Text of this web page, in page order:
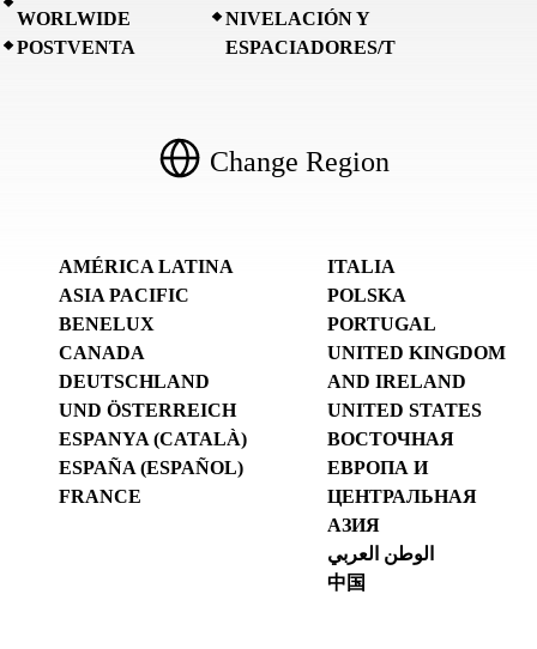
WORLWIDE
POSTVENTA
NIVELACIÓN Y
ESPACIADORES/T
Change Region
AMÉRICA LATINA
ASIA PACIFIC
BENELUX
CANADA
DEUTSCHLAND
UND ÖSTERREICH
ESPANYA (CATALÀ)
ESPAÑA (ESPAÑOL)
FRANCE
ITALIA
POLSKA
PORTUGAL
UNITED KINGDOM
AND IRELAND
UNITED STATES
ВОСТОЧНАЯ
ЕВРОПА И
ЦЕНТРАЛЬНАЯ
АЗИЯ
الوطن العربي
中国